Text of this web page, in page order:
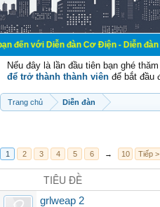
đàn Cơ Điện - Diễn đàn Cơ điện
Nếu đây là lần đầu tiên bạn ghé
để trở thành thành viên để bắt đầu
Trang chủ Diễn đàn
1 2 3 4 5 6 → 10 Tiếp >
TIÊU ĐỀ
grlweap 2